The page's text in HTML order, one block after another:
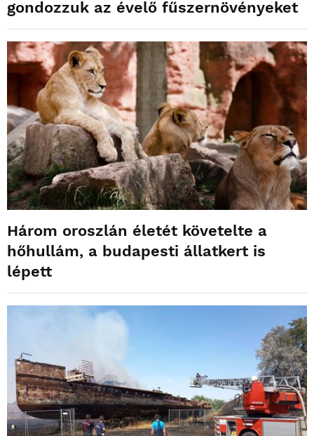
gondozzuk az évelő fűszernövényeket
Három oroszlán életét követelte a
hőhullám, a budapesti állatkert is
lépett